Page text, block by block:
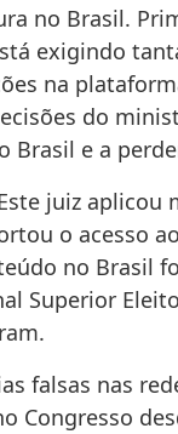
no Brasil.
exigindo
na
do
Brasil e a
juiz aplicou
o acesso
no Brasil
Superior
falsas nas
Congresso